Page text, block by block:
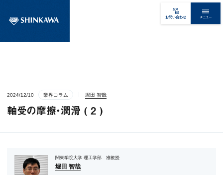
お問い合わせ メニュー
2024/12/10 業界コラム 堀田 智哉
軸受の摩擦・潤滑 ( 2 )
関東学院大学 理工学部 准教授
堀田 智哉